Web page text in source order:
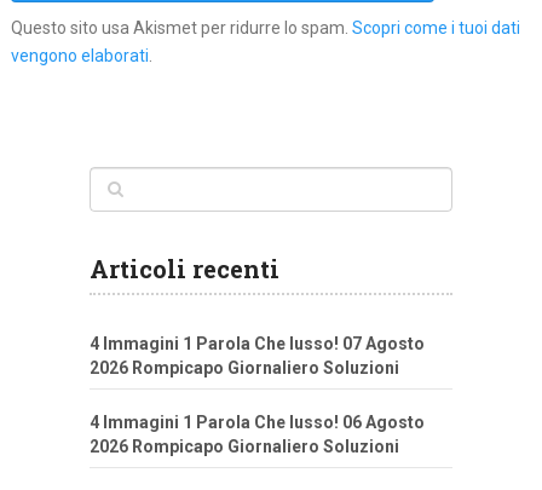
Questo sito usa Akismet per ridurre lo spam. Scopri come i tuoi dati
vengono elaborati.
Articoli recenti
4 Immagini 1 Parola Che lusso! 07 Agosto
2026 Rompicapo Giornaliero Soluzioni
4 Immagini 1 Parola Che lusso! 06 Agosto
2026 Rompicapo Giornaliero Soluzioni